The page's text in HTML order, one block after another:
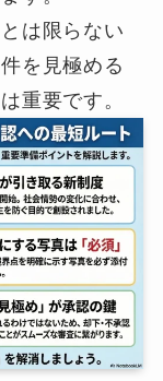
は限らない
を見極める
重要です。